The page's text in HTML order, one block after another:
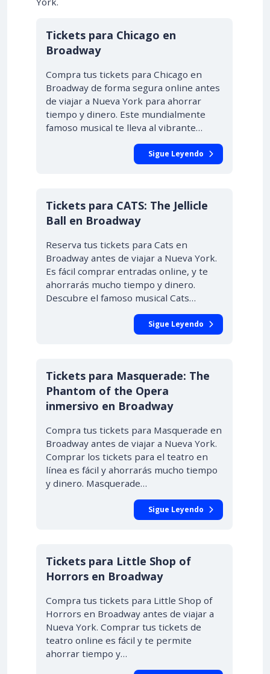
Tickets para Chicago en
Broadway
Compra tus tickets para Chicago en
Broadway de forma segura online antes
de viajar a Nueva York para ahorrar
tiempo y dinero. Este mundialmente
famoso musical te lleva al vibrante…
Sigue Leyendo
Tickets para CATS: The Jellicle
Ball en Broadway
Reserva tus tickets para Cats en
Broadway antes de viajar a Nueva York.
Es fácil comprar entradas online, y te
ahorrarás mucho tiempo y dinero.
Descubre el famoso musical Cats…
Sigue Leyendo
Tickets para Masquerade: The
Phantom of the Opera
inmersivo en Broadway
Compra tus tickets para Masquerade en
Broadway antes de viajar a Nueva York.
Comprar los tickets para el teatro en
línea es fácil y ahorrarás mucho tiempo
y dinero. Masquerade…
Sigue Leyendo
Tickets para Little Shop of
Horrors en Broadway
Compra tus tickets para Little Shop of
Horrors en Broadway antes de viajar a
Nueva York. Comprar tus tickets de
teatro online es fácil y te permite
ahorrar tiempo y…